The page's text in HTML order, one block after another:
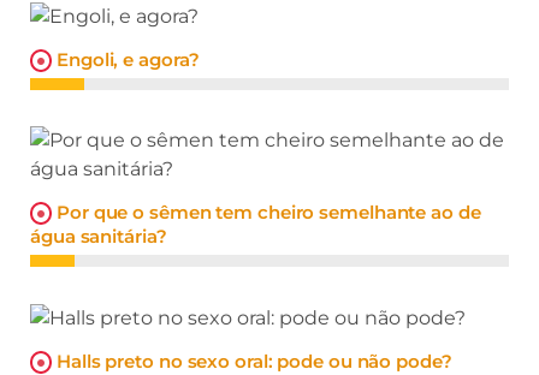
Engoli, e agora?
Por que o sêmen tem cheiro semelhante ao de
água sanitária?
Halls preto no sexo oral: pode ou não pode?